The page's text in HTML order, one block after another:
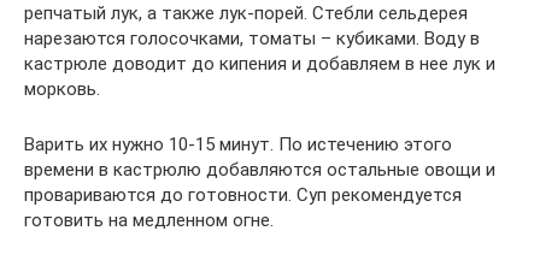
репчатый лук, а также лук-порей. Стебли сельдерея
нарезаются голосочками, томаты – кубиками. Воду в
кастрюле доводит до кипения и добавляем в нее лук и
морковь.
Варить их нужно 10-15 минут. По истечению этого
времени в кастрюлю добавляются остальные овощи и
провариваются до готовности. Суп рекомендуется
готовить на медленном огне.